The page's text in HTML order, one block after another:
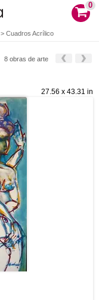
0
> Cuadros Acrílico
8 obras de arte
27.56 x 43.31 in